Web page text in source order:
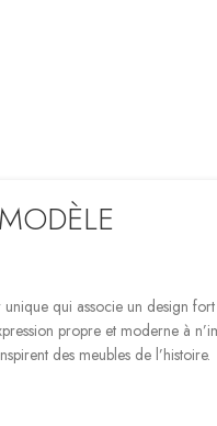
qui associe un design
propre et moderne à
des meubles de l’histoire.